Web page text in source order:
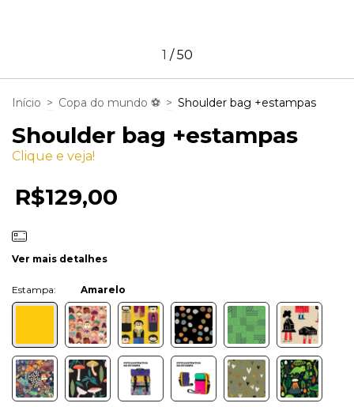
1 /50
Início > Copa do mundo ⚽ > Shoulder bag +estampas
Shoulder bag +estampas
Clique e veja!
R$129,00
Ver mais detalhes
Amarelo